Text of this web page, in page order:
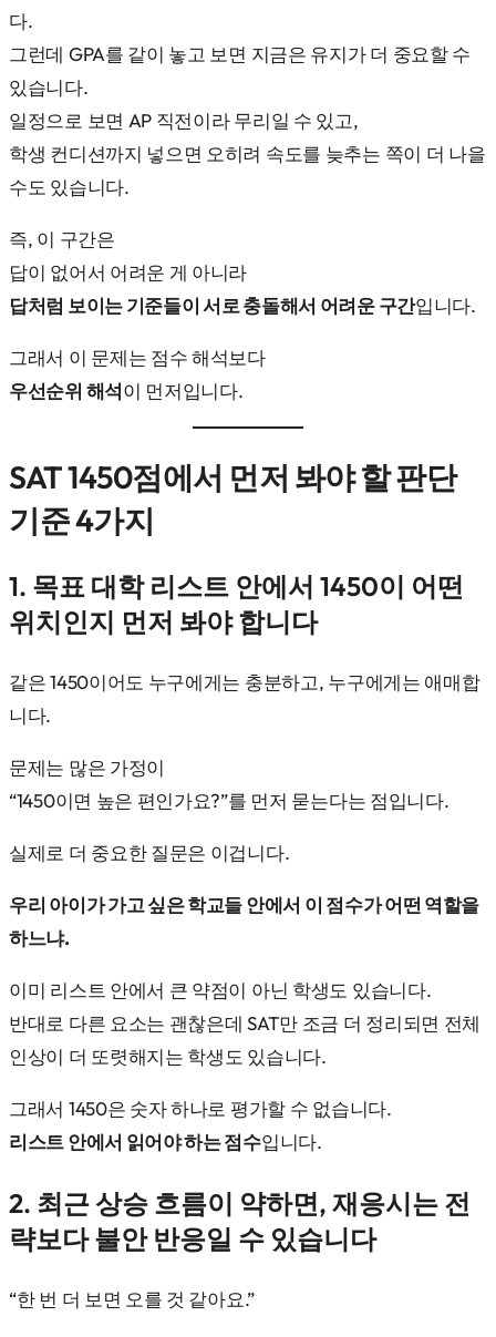
다.
그런데 GPA를 같이 놓고 보면 지금은 유지가 더 중요할 수
있습니다.
일정으로 보면 AP 직전이라 무리일 수 있고,
학생 컨디션까지 넣으면 오히려 속도를 늦추는 쪽이 더 나을
수도 있습니다.
즉, 이 구간은
답이 없어서 어려운 게 아니라
답처럼 보이는 기준들이 서로 충돌해서 어려운 구간입니다.
그래서 이 문제는 점수 해석보다
우선순위 해석이 먼저입니다.
SAT 1450점에서 먼저 봐야 할 판단
기준 4가지
1. 목표 대학 리스트 안에서 1450이 어떤
위치인지 먼저 봐야 합니다
같은 1450이어도 누구에게는 충분하고, 누구에게는 애매합
니다.
문제는 많은 가정이
“1450이면 높은 편인가요?”를 먼저 묻는다는 점입니다.
실제로 더 중요한 질문은 이겁니다.
우리 아이가 가고 싶은 학교들 안에서 이 점수가 어떤 역할을
하느냐.
이미 리스트 안에서 큰 약점이 아닌 학생도 있습니다.
반대로 다른 요소는 괜찮은데 SAT만 조금 더 정리되면 전체
인상이 더 또렷해지는 학생도 있습니다.
그래서 1450은 숫자 하나로 평가할 수 없습니다.
리스트 안에서 읽어야 하는 점수입니다.
2. 최근 상승 흐름이 약하면, 재응시는 전
략보다 불안 반응일 수 있습니다
“한 번 더 보면 오를 것 같아요.”